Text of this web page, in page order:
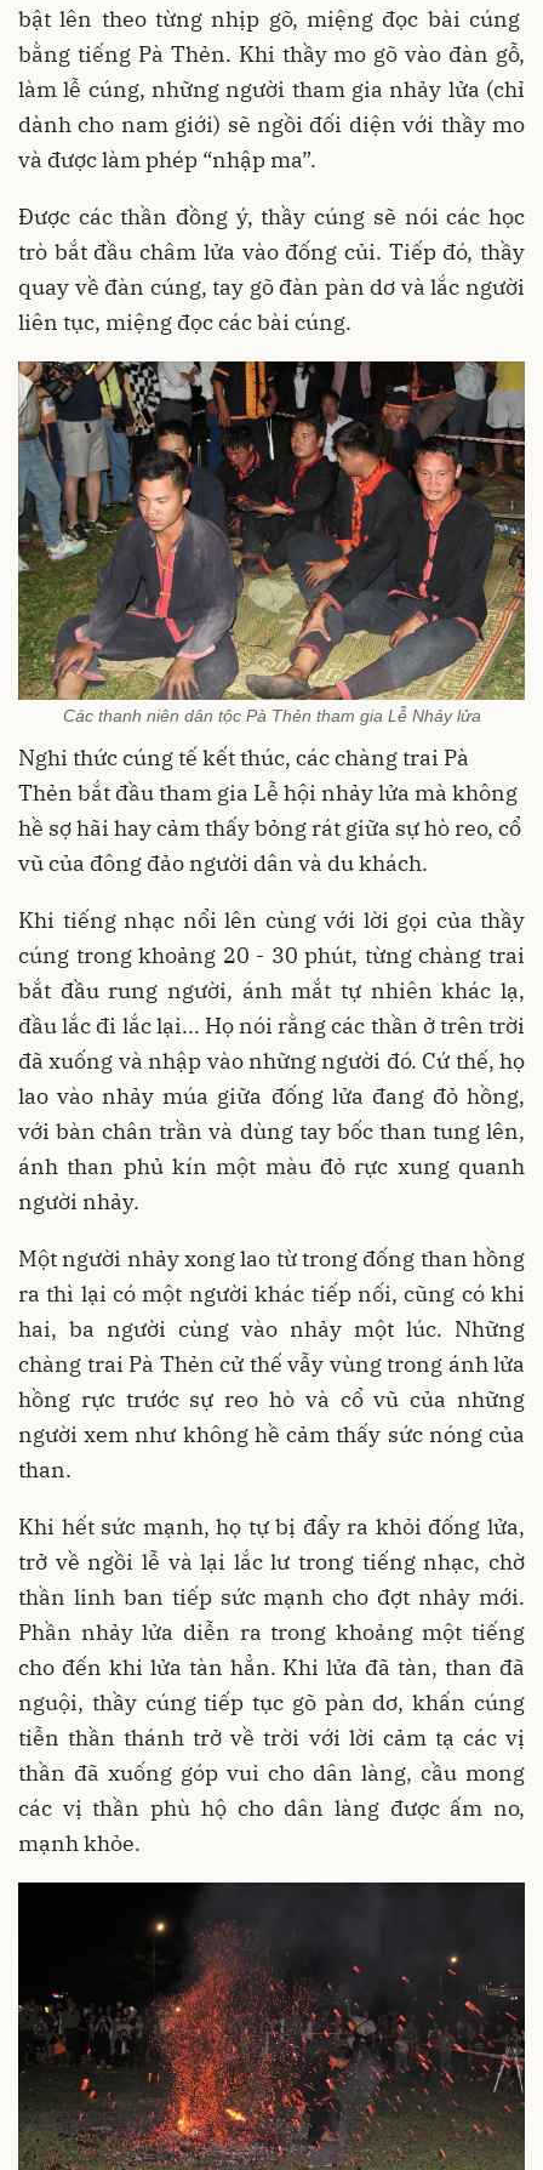
bật lên theo từng nhịp gõ, miệng đọc bài cúng
bằng tiếng Pà Thẻn. Khi thầy mo gõ vào đàn gỗ,
làm lễ cúng, những người tham gia nhảy lửa (chỉ
dành cho nam giới) sẽ ngồi đối diện với thầy mo
và được làm phép “nhập ma”.
Được các thần đồng ý, thầy cúng sẽ nói các học
trò bắt đầu châm lửa vào đống củi. Tiếp đó, thầy
quay về đàn cúng, tay gõ đàn pàn dơ và lắc người
liên tục, miệng đọc các bài cúng.
Các thanh niên dân tộc Pà Thẻn tham gia Lễ Nhảy lửa
Nghi thức cúng tế kết thúc, các chàng trai Pà
Thẻn bắt đầu tham gia Lễ hội nhảy lửa mà không
hề sợ hãi hay cảm thấy bỏng rát giữa sự hò reo, cổ
vũ của đông đảo người dân và du khách.
Khi tiếng nhạc nổi lên cùng với lời gọi của thầy
cúng trong khoảng 20 - 30 phút, từng chàng trai
bắt đầu rung người, ánh mắt tự nhiên khác lạ,
đầu lắc đi lắc lại... Họ nói rằng các thần ở trên trời
đã xuống và nhập vào những người đó. Cứ thế, họ
lao vào nhảy múa giữa đống lửa đang đỏ hồng,
với bàn chân trần và dùng tay bốc than tung lên,
ánh than phủ kín một màu đỏ rực xung quanh
người nhảy.
Một người nhảy xong lao từ trong đống than hồng
ra thì lại có một người khác tiếp nối, cũng có khi
hai, ba người cùng vào nhảy một lúc. Những
chàng trai Pà Thẻn cử thế vẫy vùng trong ánh lửa
hồng rực trước sự reo hò và cổ vũ của những
người xem như không hề cảm thấy sức nóng của
than.
Khi hết sức mạnh, họ tự bị đẩy ra khỏi đống lửa,
trở về ngồi lễ và lại lắc lư trong tiếng nhạc, chờ
thần linh ban tiếp sức mạnh cho đợt nhảy mới.
Phần nhảy lửa diễn ra trong khoảng một tiếng
cho đến khi lửa tàn hẳn. Khi lửa đã tàn, than đã
nguội, thầy cúng tiếp tục gõ pàn dơ, khấn cúng
tiễn thần thánh trở về trời với lời cảm tạ các vị
thần đã xuống góp vui cho dân làng, cầu mong
các vị thần phù hộ cho dân làng được ấm no,
mạnh khỏe.